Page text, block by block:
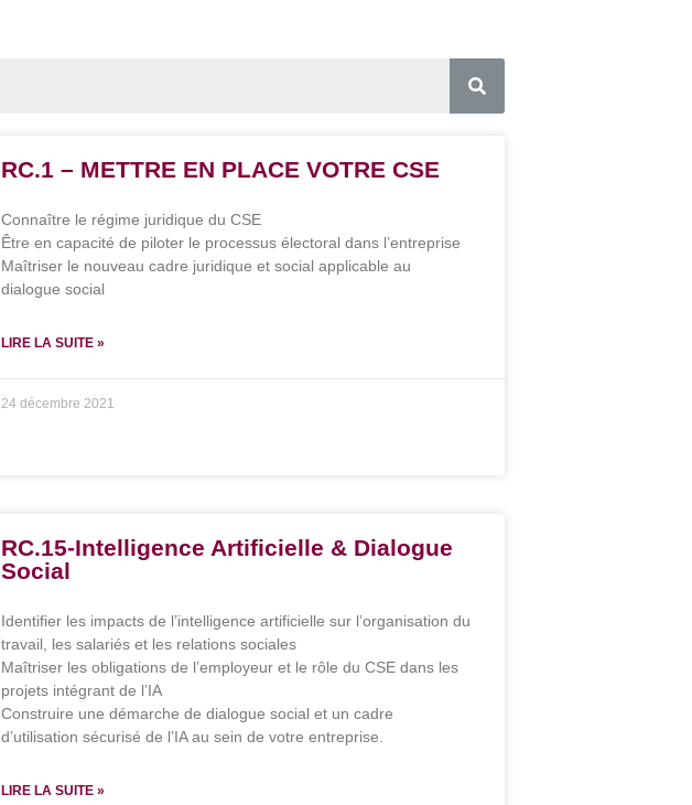
RC.1 – METTRE EN PLACE VOTRE CSE
Connaître le régime juridique du CSE
Être en capacité de piloter le processus électoral dans l’entreprise
Maîtriser le nouveau cadre juridique et social applicable au
dialogue social
LIRE LA SUITE »
24 décembre 2021
RC.15-Intelligence Artificielle & Dialogue
Social
Identifier les impacts de l’intelligence artificielle sur l’organisation du
travail, les salariés et les relations sociales
Maîtriser les obligations de l’employeur et le rôle du CSE dans les
projets intégrant de l’IA
Construire une démarche de dialogue social et un cadre
d’utilisation sécurisé de l’IA au sein de votre entreprise.
LIRE LA SUITE »